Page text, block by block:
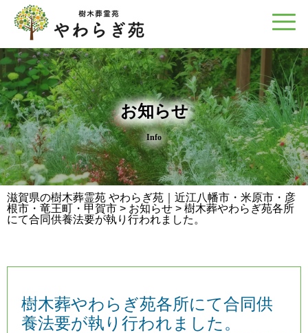
お知らせ
Info
滋賀県の樹木葬霊苑 やわらぎ苑｜近江八幡市・米原市・彦
根市・竜王町・甲賀市 > お知らせ > 樹木葬やわらぎ苑各所
にて合同供養法要が執り行われました。
樹木葬やわらぎ苑各所にて合同供
養法要が執り行われました。